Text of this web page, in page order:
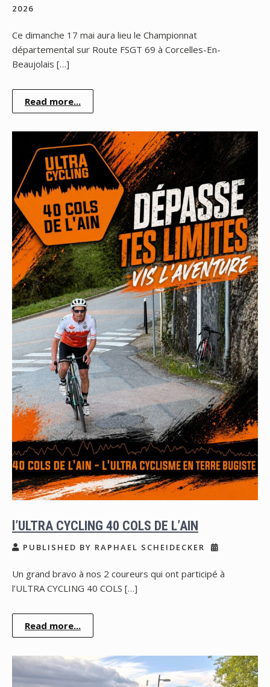
2026
Ce dimanche 17 mai aura lieu le Championnat
départemental sur Route FSGT 69 à Corcelles-En-
Beaujolais […]
Read more...
l’ULTRA CYCLING 40 COLS DE L’AIN
PUBLISHED BY RAPHAEL SCHEIDECKER
Un grand bravo à nos 2 coureurs qui ont participé à
l’ULTRA CYCLING 40 COLS […]
Read more...